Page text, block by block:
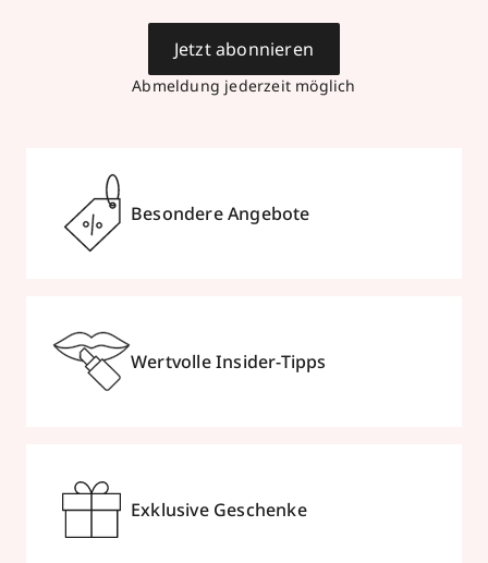
Abmeldung jederzeit möglich
Jetzt abonnieren
Besondere Angebote
Wertvolle Insider-Tipps
Exklusive Geschenke